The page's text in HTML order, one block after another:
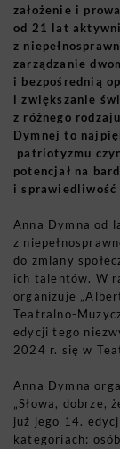
założenie i
od 21 lat
z
zarządzanie
i bezpośrednią
i zwiększanie
z różnego
Dymnej to
patriotyzmu
potencjał na
i sprawiedliwość
Anna Dymna od
z
do zmiany
ich talentów. W
organizuje
Teatralno-
edycji tego
2024 r. się w
Anna Dymna
„Słowa, dobrze,
już jego 14.
kategoriach: